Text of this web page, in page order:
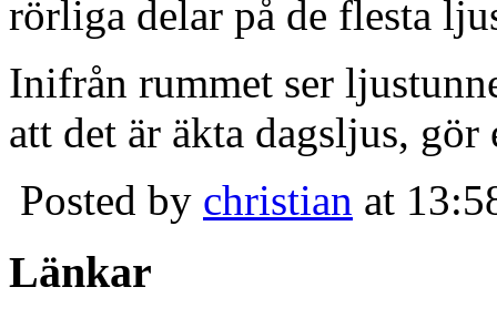
rörliga delar på de flesta
Inifrån rummet ser
att det är äkta dagsljus,
Posted by christian at
Länkar